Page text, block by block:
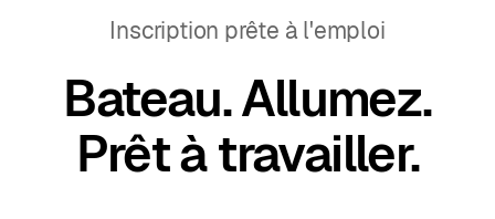
Inscription prête à l'emploi
Bateau. Allumez.
Prêt à travailler.